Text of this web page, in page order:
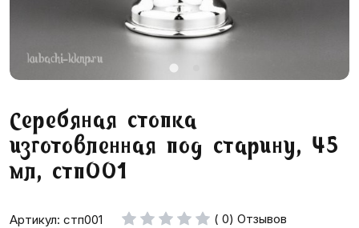
Серебяная стопка
изготовленная под старину, 45
мл, стп001
Артикул: стп001 ( 0) Отзывов